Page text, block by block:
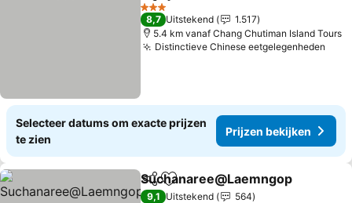
3 Sterren
8,7 Uitstekend
1.517
5.4 km vanaf Chang Chutiman Island Tours
Distinctieve Chinese eetgelegenheden
Selecteer datums om exacte prijzen
te zien
Prijzen bekijken
DelenToevoegen aan favorieten
Suchanaree@Laemngop
9,1 Uitstekend
564